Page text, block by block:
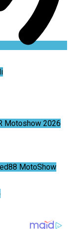
Motoshow 2026
MotoShow